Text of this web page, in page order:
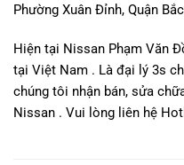
Phường Xuân Đỉnh, Quận
Hiện tại Nissan Phạm Văn
tại Việt Nam . Là đại lý 3s
chúng tôi nhận bán, sửa
Nissan . Vui lòng liên hệ